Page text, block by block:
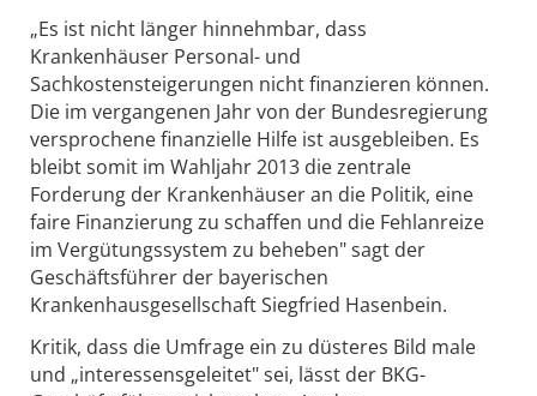
„Es ist nicht länger hinnehmbar, dass
Krankenhäuser Personal- und
Sachkostensteigerungen nicht finanzieren können.
Die im vergangenen Jahr von der Bundesregierung
versprochene finanzielle Hilfe ist ausgebleiben. Es
bleibt somit im Wahljahr 2013 die zentrale
Forderung der Krankenhäuser an die Politik, eine
faire Finanzierung zu schaffen und die Fehlanreize
im Vergütungssystem zu beheben" sagt der
Geschäftsführer der bayerischen
Krankenhausgesellschaft Siegfried Hasenbein.
Kritik, dass die Umfrage ein zu düsteres Bild male
und „interessensgeleitet" sei, lässt der BKG-